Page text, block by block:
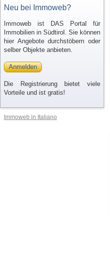
Neu bei Immoweb?
Immoweb ist DAS Portal für
Immobilien in Südtirol. Sie können
hier Angebote durchstöbern oder
selber Objekte anbieten.
Anmelden
Die Registrierung bietet viele
Vorteile und ist gratis!
Immoweb in Italiano